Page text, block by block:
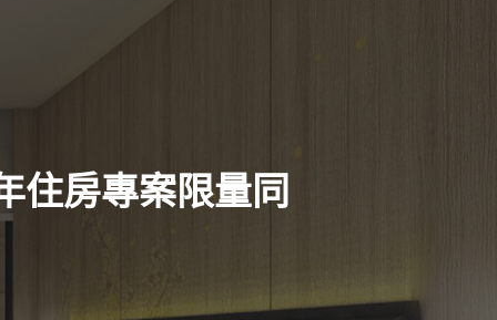
住房專案限量同